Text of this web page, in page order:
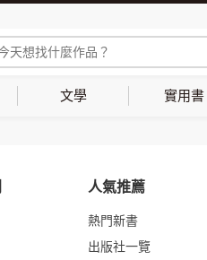
文學 實用書
人氣推薦
熱門新書
出版社一覽